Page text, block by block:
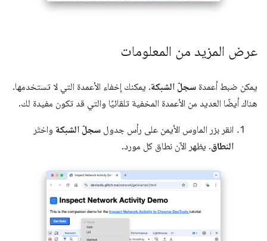
عرض المزيد من المعلومات
يمكن ضبط أعمدة سجلّ الشبكة. يمكنك إخفاء الأعمدة التي لا تستخدمها.
هناك أيضًا العديد من الأعمدة المخفية تلقائيًا والتي قد تكون مفيدة لك.
انقر بزر الماوس الأيمن على رأس جدول سجلّ الشبكة واختَر
النطاق. يظهر الآن نطاق كل مورد.